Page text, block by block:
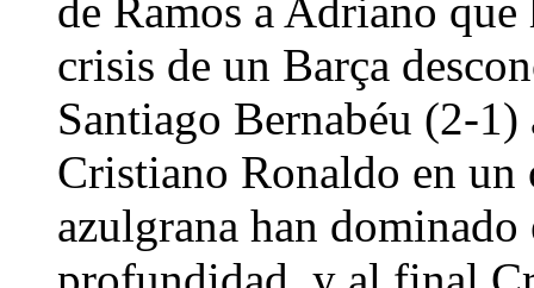
de Ramos a Adriano
crisis de un Barça
Santiago Bernabéu (2-
Cristiano Ronaldo en un
azulgrana han